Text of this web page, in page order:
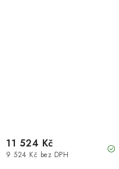
9 524 Kč bez DPH
11 524 Kč